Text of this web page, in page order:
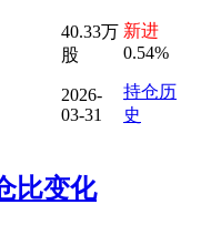
40.33万
股
2026-
03-31
新进
0.54%
持仓历
史
比变化